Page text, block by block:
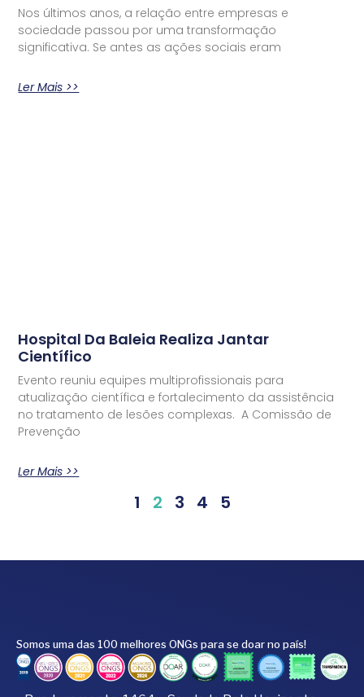
Nos últimos anos, a relação entre empresas e
sociedade passou por uma transformação
significativa. Se antes as ações sociais eram
Ler Mais >>
Hospital Da Baleia Realiza Jantar
Científico
Evento reuniu equipes multiprofissionais para
atualização científica e fortalecimento da assistência
no tratamento de lesões complexas. A Comissão de
Prevenção
Ler Mais >>
1 2 3 4 5
Somos uma das 100 melhores ONGs para se doar no país!